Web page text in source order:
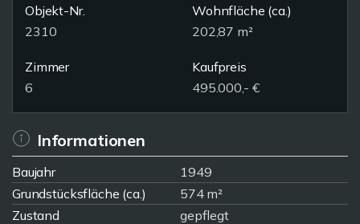
Objekt-Nr.
2310
Wohnfläche (ca.)
202,87 m²
Zimmer
6
Kaufpreis
495.000,- €
Informationen
Baujahr
1949
Grundstücksfläche (ca.)
574 m²
Zustand
gepflegt